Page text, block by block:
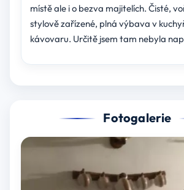
místě ale i o bezva majitelích. Čisté,
stylově zařízené, plná výbava v
kávovaru. Určitě jsem tam nebyla
Fotogalerie